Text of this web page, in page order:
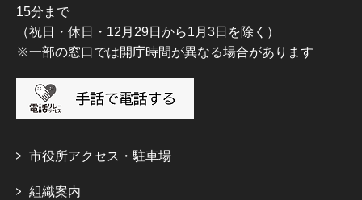
15分まで
（祝日・休日・12月29日から1月3日を除く）
※一部の窓口では開庁時間が異なる場合があります
市役所アクセス・駐車場
組織案内